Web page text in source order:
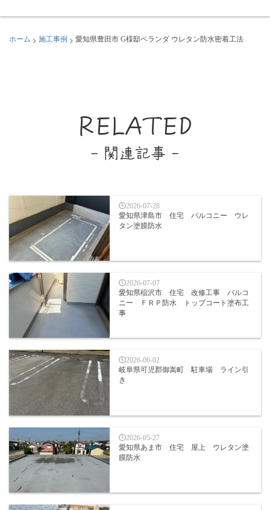
ホーム > 施工事例 > 愛知県豊田市 G様邸ベランダ ウレタン防水密着工法
RELATED
- 関連記事 -
2026-07-28
愛知県津島市 住宅 バルコニー ウレ
タン塗膜防水
2026-07-07
愛知県稲沢市 住宅 改修工事 バルコ
ニー ＦＲＰ防水 トップコート塗布工
事
2026-06-02
岐阜県可児郡御嵩町 駐車場 ライン引
き
2026-05-27
愛知県あま市 住宅 屋上 ウレタン塗
膜防水